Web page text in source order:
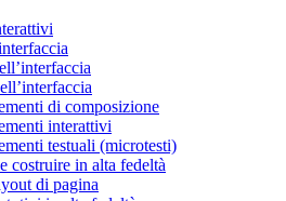
di composizione
interattivi
testuali (microtesti)
costruire in alta fedeltà
di pagina